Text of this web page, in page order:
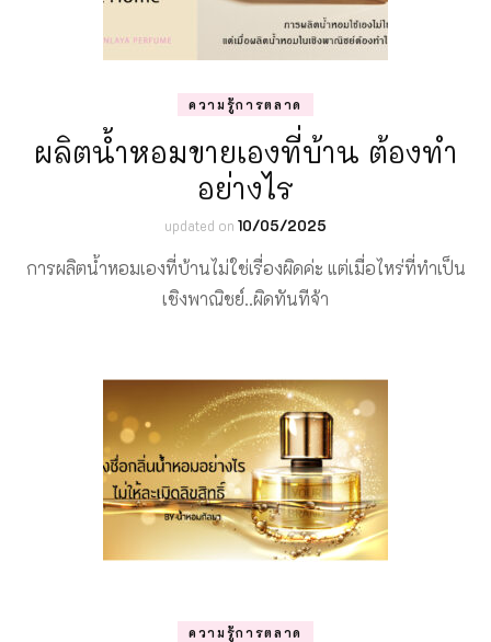
ความรู้การตลาด
ผลิตน้ำหอมขายเองที่บ้าน ต้องทำ
อย่างไร
updated on 10/05/2025
การผลิตน้ำหอมเองที่บ้านไม่ใช่เรื่องผิดค่ะ แต่เมื่อไหร่ที่ทำเป็น
เชิงพาณิชย์..ผิดทันทีจ้า
ความรู้การตลาด